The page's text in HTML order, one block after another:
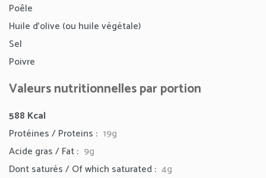
Poêle
Huile d’olive (ou huile végétale)
Sel
Poivre
Valeurs nutritionnelles par portion
588 Kcal
Protéines / Proteins : 19g
Acide gras / Fat : 9g
Dont saturés / Of which saturated : 4g